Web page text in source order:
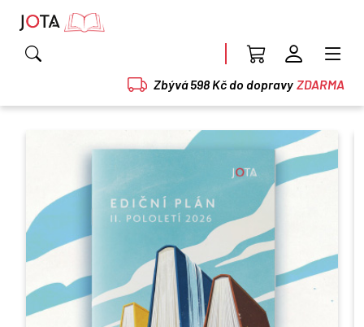
Zbývá 598 Kč do dopravy ZDARMA